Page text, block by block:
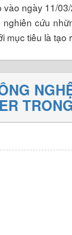
ngày 11/
cứu
mục tiêu là tạo